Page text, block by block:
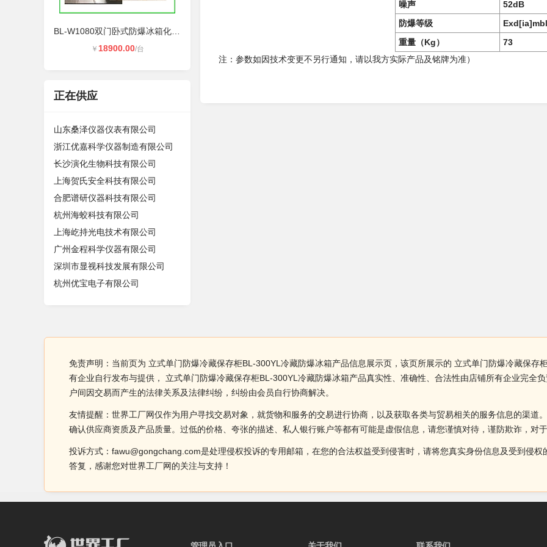
￥ 18900.00/台
正在供应
山东桑泽仪器仪表有限公司
浙江优嘉科学仪器制造有限公司
长沙演化生物科技有限公司
上海贺氏安全科技有限公司
合肥谱研仪器科技有限公司
杭州海蛟科技有限公司
上海屹持光电技术有限公司
广州金程科学仪器有限公司
深圳市显视科技发展有限公司
杭州优宝电子有限公司
噪声
52dB
防爆等级
重量（Kg）
73
注：参数如因技术变更不另行通知，请以我方实际产品及铭牌为准）
免责声明：当前页为 立式单门防爆冷藏保存柜BL-300YL冷藏防爆冰箱产品信息展示页，该页所展示的 立式单门防爆冷藏保存
有企业自行发布与提供， 立式单门防爆冷藏保存柜BL-300YL冷藏防爆冰箱产品真实性、准确性、合法性由店铺所有企业完全
户间因交易而产生的法律关系及法律纠纷，纠纷由会员自行协商解决。
友情提醒：世界工厂网仅作为用户寻找交易对象，就货物和服务的交易进行协商，以及获取各类与贸易相关的服务信息的渠道
确认供应商资质及产品质量。过低的价格、夸张的描述、私人银行账户等都有可能是虚假信息，请您谨慎对待，谨防欺诈，对
投诉方式：fawu@gongchang.com是处理侵权投诉的专用邮箱，在您的合法权益受到侵害时，请将您真实身份信息及受到侵
答复，感谢您对世界工厂网的关注与支持！